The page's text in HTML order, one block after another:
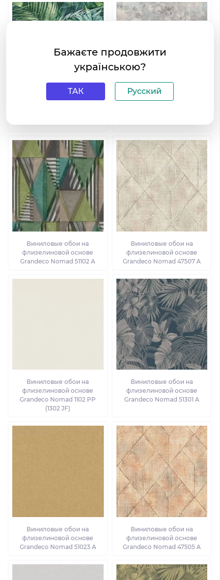
Виниловые обои на
флизелиновой основе
Grandeco Nomad 51102 A
Виниловые обои на
флизелиновой основе
Grandeco Nomad 47507 A
Виниловые обои на
флизелиновой основе
Grandeco Nomad 1102 PP
(1302 JF)
Виниловые обои на
флизелиновой основе
Grandeco Nomad 51301 A
Виниловые обои на
флизелиновой основе
Grandeco Nomad 51023 A
Виниловые обои на
флизелиновой основе
Grandeco Nomad 47505 A
Бажаєте продовжити
українською?
ТАК Русский